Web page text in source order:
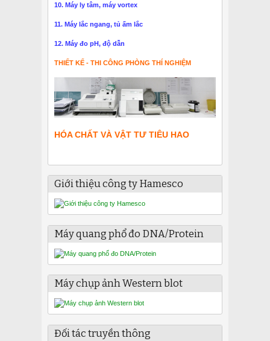
10. Máy ly tâm, máy vortex
11. Máy lắc ngang, tủ ấm lắc
12. Máy đo pH, độ dẫn
THIẾT KẾ - THI CÔNG PHÒNG THÍ NGHIỆM
HÓA CHẤT VÀ VẬT TƯ TIÊU HAO
Giới thiệu công ty Hamesco
Máy quang phổ đo DNA/Protein
Máy chụp ảnh Western blot
Đối tác truyền thông